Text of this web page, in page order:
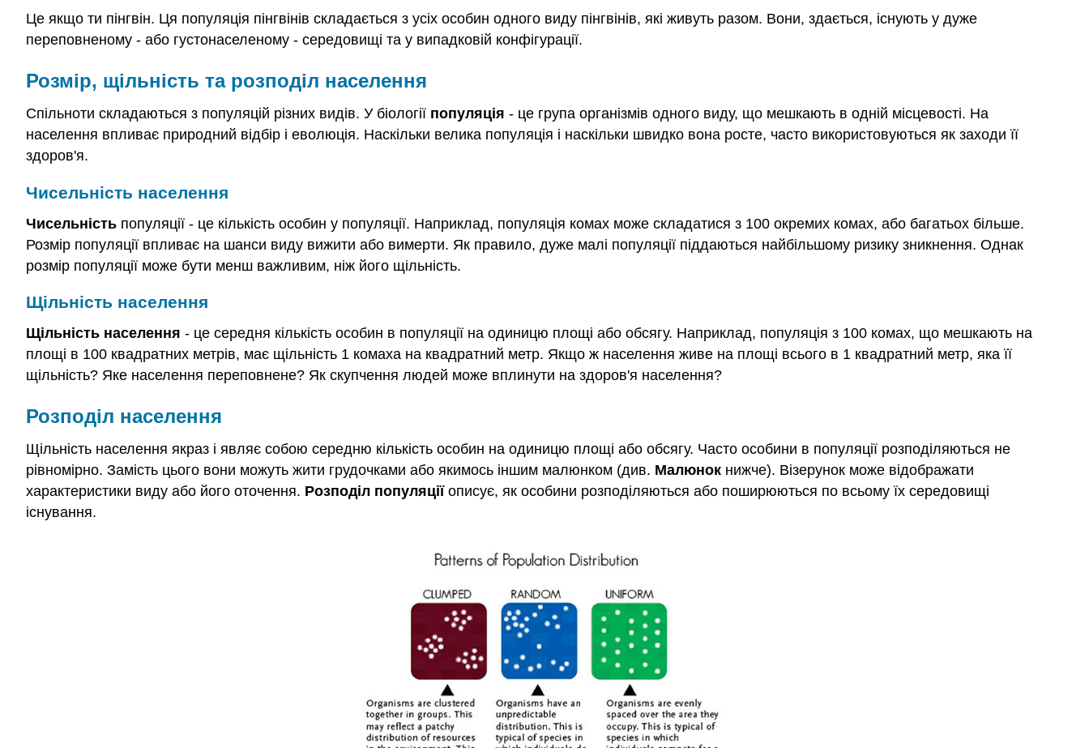
Це якщо ти пінгвін. Ця популяція пінгвінів складається з усіх особин одного виду пінгвінів, які живуть разом. Вони, здається, існують у дуже
переповненому - або густонаселеному - середовищі та у випадковій конфігурації.
Розмір, щільність та розподіл населення
Спільноти складаються з популяцій різних видів. У біології популяція - це група організмів одного виду, що мешкають в одній місцевості. На
населення впливає природний відбір і еволюція. Наскільки велика популяція і наскільки швидко вона росте, часто використовуються як заходи її
здоров'я.
Чисельність населення
Чисельність популяції - це кількість особин у популяції. Наприклад, популяція комах може складатися з 100 окремих комах, або багатьох більше.
Розмір популяції впливає на шанси виду вижити або вимерти. Як правило, дуже малі популяції піддаються найбільшому ризику зникнення. Однак
розмір популяції може бути менш важливим, ніж його щільність.
Щільність населення
Щільність населення - це середня кількість особин в популяції на одиницю площі або обсягу. Наприклад, популяція з 100 комах, що мешкають на
площі в 100 квадратних метрів, має щільність 1 комаха на квадратний метр. Якщо ж населення живе на площі всього в 1 квадратний метр, яка її
щільність? Яке населення переповнене? Як скупчення людей може вплинути на здоров'я населення?
Розподіл населення
Щільність населення якраз і являє собою середню кількість особин на одиницю площі або обсягу. Часто особини в популяції розподіляються не
рівномірно. Замість цього вони можуть жити грудочками або якимось іншим малюнком (див. Малюнок нижче). Візерунок може відображати
характеристики виду або його оточення. Розподіл популяціїописує, як особини розподіляються або поширюються по всьому їх середовищі
існування.